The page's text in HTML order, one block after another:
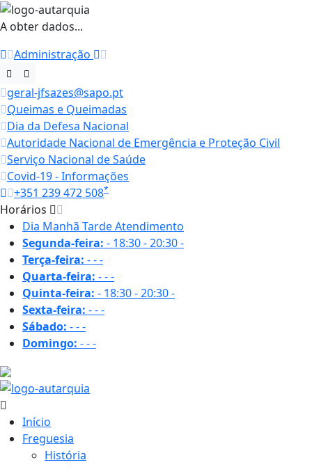
A obter dados...
Administração
geral-jfsazes@sapo.pt
Queimas e Queimadas
Dia da Defesa Nacional
Autoridade Nacional de Emergência e Proteção Civil
Serviço Nacional de Saúde
Covid-19 - Informações
+351 239 472 508*
Horários
Dia Manhã TardeAtendimento
Segunda-feira: - 18:30 - 20:30-
Terça-feira: ---
Quarta-feira: ---
Quinta-feira: - 18:30 - 20:30-
Sexta-feira: ---
Sábado: ---
Domingo: ---
Início
Freguesia
História